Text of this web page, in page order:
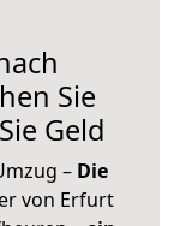
Sie
Geld
– Die
von Erfurt